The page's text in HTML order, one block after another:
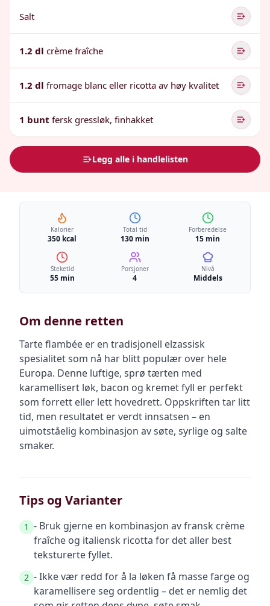
Salt
1.2 dl crème fraîche
1.2 dl fromage blanc eller ricotta av høy kvalitet
1 bunt fersk gressløk, finhakket
Legg alle i handlelisten
Kalorier
350 kcal
Total tid
130 min
Forberedelse
15 min
Steketid
55 min
Porsjoner
4
Nivå
Middels
Om denne retten
Tarte flambée er en tradisjonell elzassisk
spesialitet som nå har blitt populær over hele
Europa. Denne luftige, sprø tærten med
karamellisert løk, bacon og kremet fyll er perfekt
som forrett eller lett hovedrett. Oppskriften tar litt
tid, men resultatet er verdt innsatsen – en
uimotståelig kombinasjon av søte, syrlige og salte
smaker.
Tips og Varianter
1 - Bruk gjerne en kombinasjon av fransk crème
fraîche og italiensk ricotta for det aller best
teksturerte fyllet.
2 - Ikke vær redd for å la løken få masse farge og
karamellisere seg ordentlig – det er nemlig det